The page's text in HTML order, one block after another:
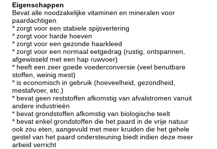
Eigenschappen
Bevat alle noodzakelijke vitaminen en mineralen voor
paardachtigen.
* zorgt voor een stabiele spijsvertering
* zorgt voor harde hoeven
* zorgt voor een gezonde haarkleed
* zorgt voor een normaal eetgedrag (rustig, ontspannen,
afgewisseld met een hap ruwvoer)
* heeft een zeer goede voederconversie (veel benutbare
stoffen, weinig mest)
* is economisch in gebruik (hoeveelheid, gezondheid,
mestafvoer, etc.)
* bevat geen reststoffen afkomstig van afvalstromen vanuit
andere industrieën
* bevat grondstoffen afkomstig van biologische teelt
* bevat enkel grondstoffen die het paard in de vrije natuur
ook zou eten, aangevuld met meer kruiden die het gehele
gestel van het paard ondersteuning biedt indien deze meer
arbeid verricht